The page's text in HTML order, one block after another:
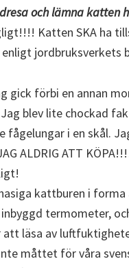
och lämna katten
Katten SKA ha
jordbruksverkets
gick förbi en annan
blev lite chockad
fågelungar i en skål.
ALDRIG ATT
kattburen i forma
inbyggd termometer,
läsa av
måttet för våra